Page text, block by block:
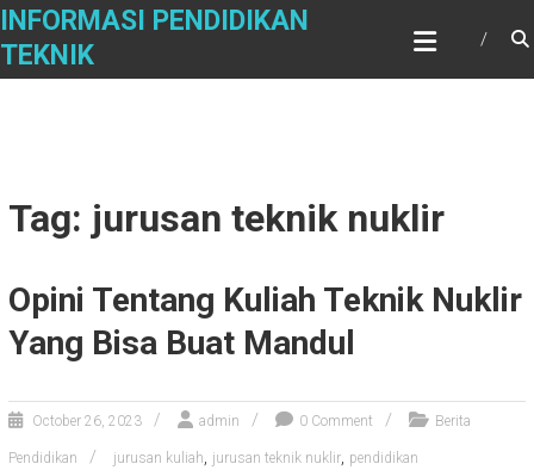
Skip
content
INFORMASI PENDIDIKAN
TEKNIK
Tag: jurusan teknik nuklir
Opini Tentang Kuliah Teknik Nuklir
Yang Bisa Buat Mandul
October 26, 2023 admin 0 Comment Berita
Pendidikan jurusan kuliah, jurusan teknik nuklir, pendidikan